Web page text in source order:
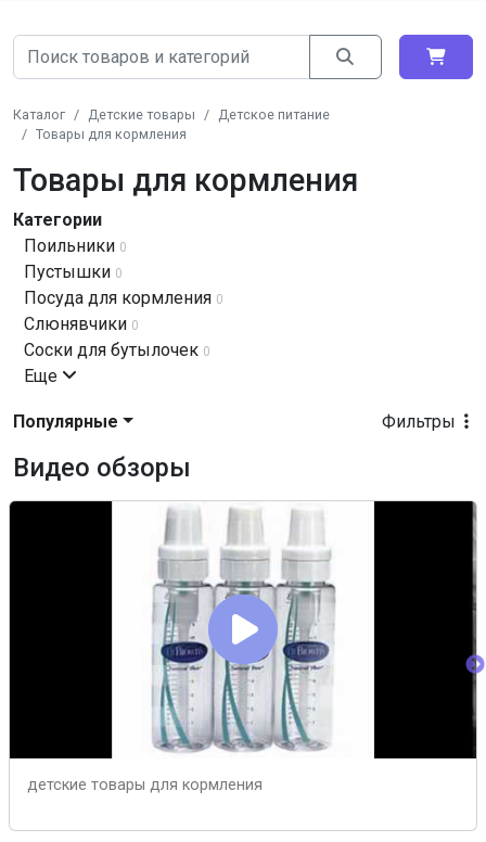
Каталог Детские товары
Детское питание
Товары для кормления
Товары для кормления
Категории
Поильники 0
Пустышки 0
Посуда для кормления 0
Слюнявчики 0
Соски для бутылочек 0
Еще
Фильтры
Популярные
Видео обзоры
детские товары для кормления